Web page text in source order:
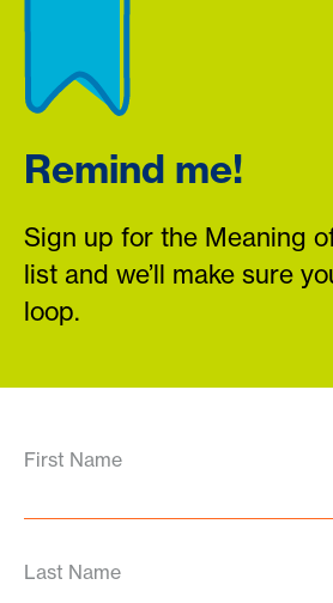
Remind me!
Sign up for the Meaning
list and we’ll make sure
loop.
First Name
Last Name